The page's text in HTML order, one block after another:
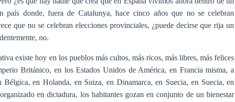
país donde, fuera de Catalunya, hace cinco años que no se celebran
que no se celebran elecciones provinciales, ¿puede decirse que rija un
no.
existe hoy en los pueblos más cultos, más ricos, más libres, más felices
Británico, en los Estados Unidos de América, en Francia misma, a
Bélgica, en Holanda, en Suiza, en Dinamarca, en Suecia, en Suecia, en
en dictadura, los habitantes gozan en conjunto de un bienestar